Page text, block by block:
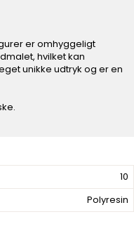
10
Polyresin
er omhyggeligt
hvilket kan
unikke udtryk og er en